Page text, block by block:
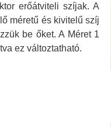
erőátviteli szíjak. A
méretű és kivitelű szíj
be őket.A Méret 1
ez változtatható.